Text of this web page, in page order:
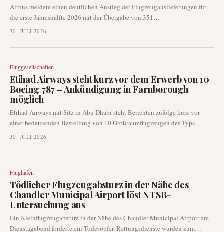
Airbus meldete einen deutlichen Anstieg der Flugzeugauslieferungen für
die erste Jahreshälfte 2026 mit der Übergabe von 351
Geschäftsreiseflugzeugen. Dies entspricht einem Anstieg von 15 % im
starke Leistung im Juni mit 89 Auslieferungen. Der europäische
Produktionsraten weiter zu beschleunigen, um seine Jahresziele zu
erreichen.
30. JULI 2026
Fluggesellschaften
Etihad Airways steht kurz vor dem Erwerb von 10
Boeing 787 – Ankündigung in Farnborough
möglich
Etihad Airways mit Sitz in Abu Dhabi steht Berichten zufolge kurz vor
einer bedeutenden Bestellung von 10 Großraumflugzeugen des Typs
Boeing 787. Branchenquellen deuten darauf hin, dass eine Ankündigung
kontinuierlichen Flottenentwicklungspläne der Fluggesellschaft
30. JULI 2026
Flughäfen
Tödlicher Flugzeugabsturz in der Nähe des
Chandler Municipal Airport löst NTSB-
Untersuchung aus
Ein Kleinflugzeugabsturz in der Nähe des Chandler Municipal Airport am
Dienstagabend forderte ein Todesopfer. Rettungsdienste wurden zum